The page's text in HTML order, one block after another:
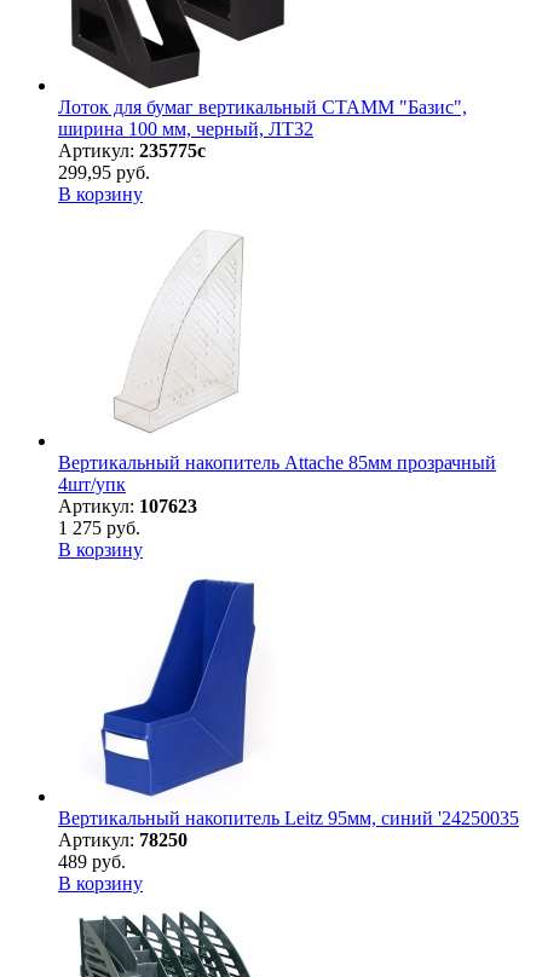
Лоток для бумаг вертикальный СТАММ "Базис",
ширина 100 мм, черный, ЛТ32
Артикул: 235775с
299,95 руб.
В корзину
Вертикальный накопитель Attache 85мм прозрачный
4шт/упк
Артикул: 107623
1 275 руб.
В корзину
Вертикальный накопитель Leitz 95мм, синий '24250035
Артикул: 78250
489 руб.
В корзину